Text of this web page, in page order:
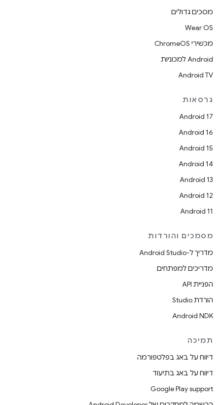
מסכים גדולים
Wear OS
מכשירי ChromeOS
Android למכוניות
Android TV
גרסאות
Android 17
Android 16
Android 15
Android 14
Android 13
Android 12
Android 11
מסמכים והורדות
מדריך ל-Android Studio
מדריכים למפתחים
הפניית API
הורדת Studio
Android NDK
תמיכה
דיווח על באג בפלטפורמה
דיווח על באג בתיעוד
Google Play support